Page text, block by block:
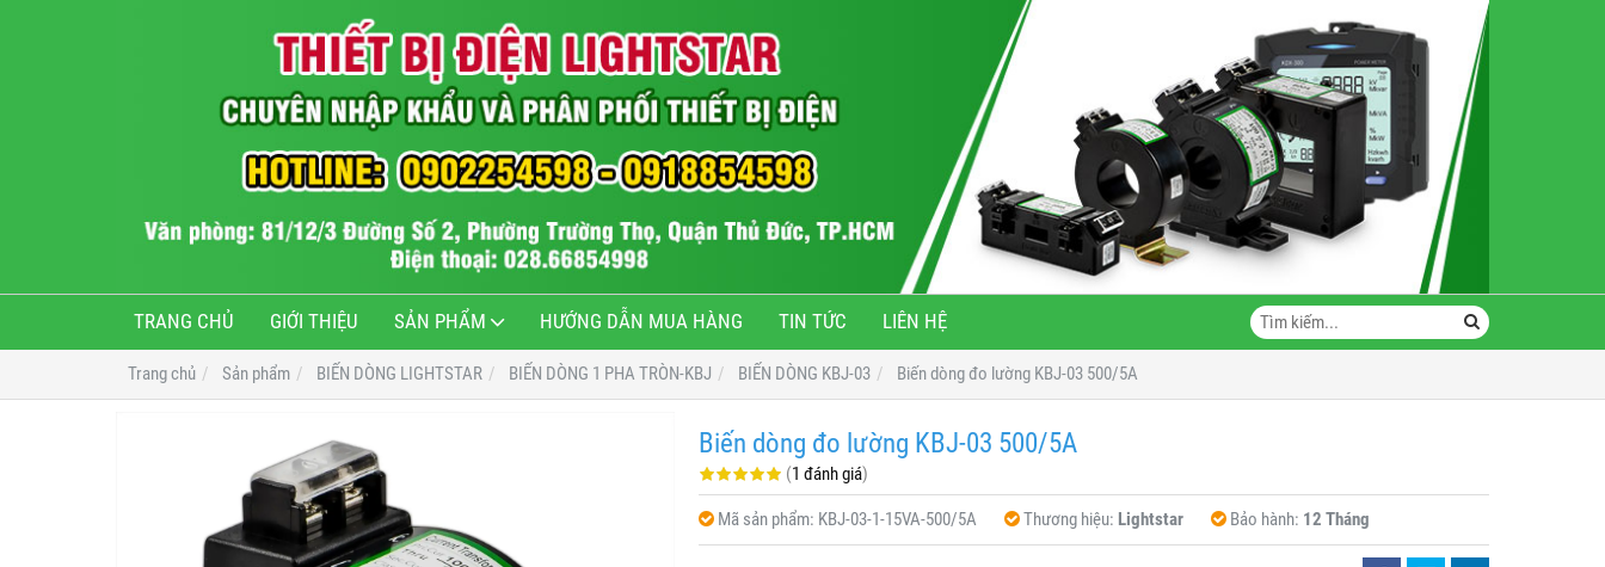
TRANG CHỦ GIỚI THIỆU SẢN PHẨM HƯỚNG DẪN MUA HÀNG TIN TỨC LIÊN HỆ
Trang chủ Sản phẩm BIẾN DÒNG LIGHTSTAR BIẾN DÒNG 1 PHA TRÒN-KBJ BIẾN DÒNG KBJ-03 Biến dòng đo lường KBJ-03 500/5A
Biến dòng đo lường KBJ-03 500/5A
(1 đánh giá)
Mã sản phẩm: KBJ-03-1-15VA-500/5A Thương hiệu: Lightstar Bảo hành: 12 Tháng